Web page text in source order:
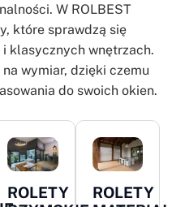
W ROLBEST
które sprawdzą się
klasycznych wnętrzach.
wymiar, dzięki czemu
do swoich okien.
ROLETY
ROLETY